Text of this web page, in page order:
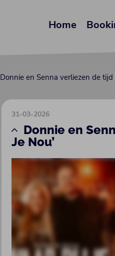
Home
Donnie en Senna verliezen de tijd
31-03-2026
Donnie en
Je Nou’